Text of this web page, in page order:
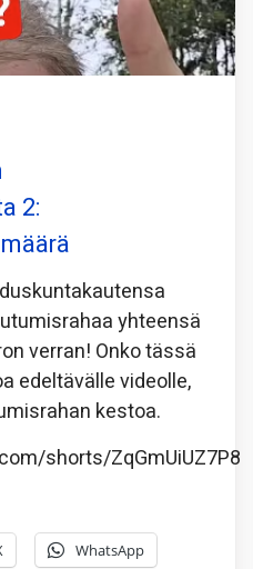
2:
yhteensä
verran! Onko tässä
edeltävälle videolle,
kestoa.
shorts/ZqGmUiUZ7P8
WhatsApp